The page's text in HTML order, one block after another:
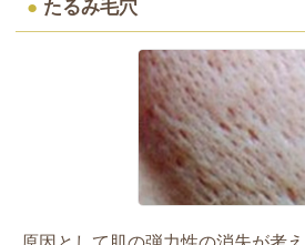
● たるみ毛穴